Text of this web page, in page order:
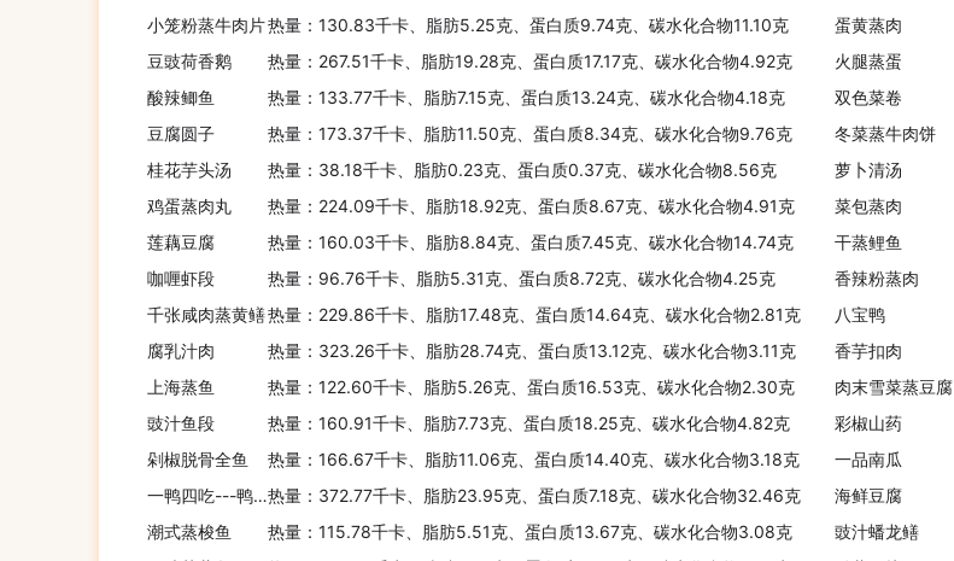
小笼粉蒸牛肉片热量：130.83千卡、脂肪5.25克、蛋白质9.74克、碳水化合物11.10克 蛋黄蒸肉
豆豉荷香鹅
热量：267.51千卡、脂肪19.28克、蛋白质17.17克、碳水化合物4.92克 火腿蒸蛋
酸辣鲫鱼
热量：133.77千卡、脂肪7.15克、蛋白质13.24克、碳水化合物4.18克 双色菜卷
豆腐圆子
热量：173.37千卡、脂肪11.50克、蛋白质8.34克、碳水化合物9.76克 冬菜蒸牛肉饼
桂花芋头汤
热量：38.18千卡、脂肪0.23克、蛋白质0.37克、碳水化合物8.56克 萝卜清汤
鸡蛋蒸肉丸
热量：224.09千卡、脂肪18.92克、蛋白质8.67克、碳水化合物4.91克 菜包蒸肉
莲藕豆腐
热量：160.03千卡、脂肪8.84克、蛋白质7.45克、碳水化合物14.74克 干蒸鲤鱼
咖喱虾段
热量：96.76千卡、脂肪5.31克、蛋白质8.72克、碳水化合物4.25克 香辣粉蒸肉
千张咸肉蒸黄鳝热量：229.86千卡、脂肪17.48克、蛋白质14.64克、碳水化合物2.81克 八宝鸭
腐乳汁肉
热量：323.26千卡、脂肪28.74克、蛋白质13.12克、碳水化合物3.11克 香芋扣肉
上海蒸鱼
热量：122.60千卡、脂肪5.26克、蛋白质16.53克、碳水化合物2.30克 肉末雪菜蒸豆腐
豉汁鱼段
热量：160.91千卡、脂肪7.73克、蛋白质18.25克、碳水化合物4.82克 彩椒山药
剁椒脱骨全鱼
热量：166.67千卡、脂肪11.06克、蛋白质14.40克、碳水化合物3.18克 一品南瓜
一鸭四吃---鸭皮薄饼热量：372.77千卡、脂肪23.95克、蛋白质7.18克、碳水化合物32.46克 海鲜豆腐
潮式蒸梭鱼
热量：115.78千卡、脂肪5.51克、蛋白质13.67克、碳水化合物3.08克 豉汁蟠龙鳝